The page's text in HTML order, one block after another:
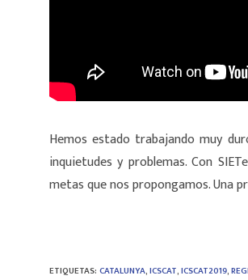
Hemos estado trabajando muy
inquietudes y problemas. Con
metas que nos propongamos. Una
ETIQUETAS: CATALUNYA,ICSCAT,ICSCAT2019,